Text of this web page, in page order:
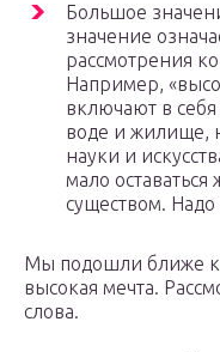
Большое
значение
рассмотрения
Например,
включают в себя
воде и жилище,
науки и
мало
существом. Надо
Мы подошли ближе к
высокая мечта.
слова.